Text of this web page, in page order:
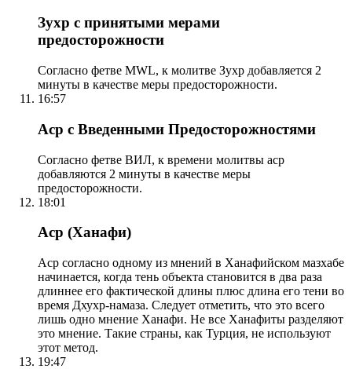
Зухр с принятыми мерами
предосторожности
Согласно фетве MWL, к молитве Зухр добавляется 2
минуты в качестве меры предосторожности.
16:57
Аср с Введенными Предосторожностями
Согласно фетве ВИЛ, к времени молитвы аср
добавляются 2 минуты в качестве меры
предосторожности.
18:01
Аср (Ханафи)
Аср согласно одному из мнений в Ханафийском мазхабе
начинается, когда тень объекта становится в два раза
длиннее его фактической длины плюс длина его тени во
время Дхухр-намаза. Следует отметить, что это всего
лишь одно мнение Ханафи. Не все Ханафиты разделяют
это мнение. Такие страны, как Турция, не используют
этот метод.
19:47